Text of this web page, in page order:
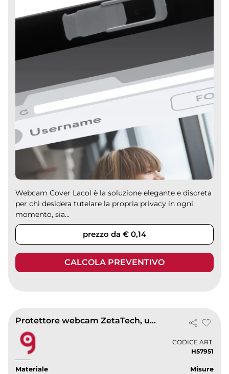
Webcam Cover Lacol è la soluzione elegante e discreta
per chi desidera tutelare la propria privacy in ogni
momento, sia...
prezzo da € 0,14
CALCOLA PREVENTIVO
Protettore webcam ZetaTech, universale in PP, coperchio slide
CODICE ART.
H57951
Materiale
Misure